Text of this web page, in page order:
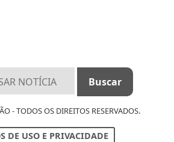
- TODOS OS DIREITOS RESERVADOS.
DE USO E PRIVACIDADE